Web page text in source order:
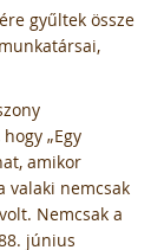
gyűltek össze
„Egy
amikor
valaki nemcsak
Nemcsak a
június